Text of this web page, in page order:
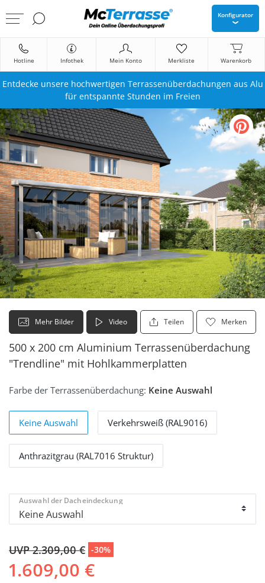
Konfigurator
Hotline Infothek Mein Konto Merkliste Warenkorb
Entdecke unsere hochwertigen Terrassenüberdachungen aus Alu
für entspannte Stunden im Freien
Mehr Bilder Video Teilen Merken
500 x 200 cm Aluminium Terrassenüberdachung
"Trendline" mit Hohlkammerplatten
Farbe der Terrassenüberdachung: Keine Auswahl
Keine Auswahl Verkehrsweiß (RAL9016)
Anthrazitgrau (RAL7016 Struktur)
Auswahl der Dacheindeckung
UVP 2.309,00 € -30%
1.609,00 €